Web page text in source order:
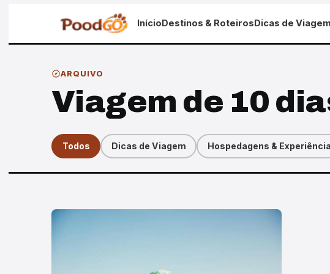
Início Destinos & Roteiros Dicas de Viagem
ARQUIVO
Viagem de 10
Todos Dicas de Viagem Hospedagens &
Artigos